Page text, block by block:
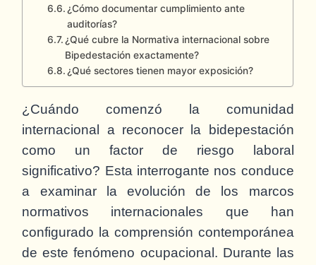
¿Cómo documentar cumplimiento ante
auditorías?
¿Qué cubre la Normativa internacional sobre
Bipedestación exactamente?
¿Qué sectores tienen mayor exposición?
¿Cuándo comenzó la comunidad
internacional a reconocer la bidepestación
como un factor de riesgo laboral
significativo? Esta interrogante nos conduce
a examinar la evolución de los marcos
normativos internacionales que han
configurado la comprensión contemporánea
de este fenómeno ocupacional. Durante las